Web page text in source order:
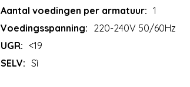
Aantal voedingen per armatuur: 1
Voedingsspanning: 220-240V 50/60Hz
UGR: <19
SELV: Sì